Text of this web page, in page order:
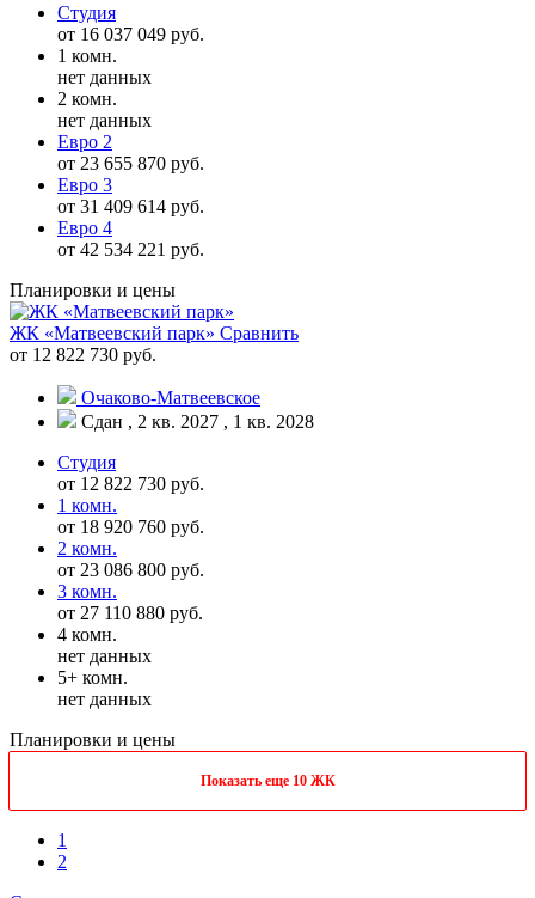
Студия
от 16 037 049 руб.
1 комн.
нет данных
2 комн.
нет данных
Евро 2
от 23 655 870 руб.
Евро 3
от 31 409 614 руб.
Евро 4
от 42 534 221 руб.
Планировки и цены
ЖК «Матвеевский парк» Сравнить
от 12 822 730 руб.
Очаково-Матвеевское
Сдан , 2 кв. 2027 , 1 кв. 2028
Студия
от 12 822 730 руб.
1 комн.
от 18 920 760 руб.
2 комн.
от 23 086 800 руб.
3 комн.
от 27 110 880 руб.
4 комн.
нет данных
5+ комн.
нет данных
Планировки и цены
Показать еще 10 ЖК
1
2